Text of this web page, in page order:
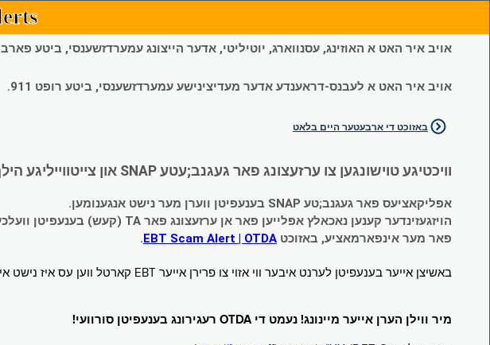
אויב איר האט א האוזינג, עסנווארג, יוטיליטי, אדער הייצונג עמערדזשענסי, ביטע
אויב איר האט א לעבנס-דראענדע אדער מעדיצינישע עמערדזשענסי, ביטע רופט 911.
באזוכט די ארבעטער היים בלאט
וויכטיגע טוישונגען צו ערזעצונג פאר געגנב;עטע SNAP און צייטווייליגע הילף (Temporary Assistance, TA) בענעפיטן:
אפליקאציעס פאר געגנב;טע SNAP בענעפיטן ווערן מער נישט אנגענומען.
הויזגעזינדער קענען נאכאלץ אפּלייען פאר אן ערזעצונג פאר TA (קעש) בענעפיטן וועלכע זענען געגנב;ט געווארן.
פאר מער אינפארמאציע, באזוכטEBT Scam Alert | OTDA
.
באשיצן אייער בענעפיטן לערנט איבער ווי אזוי צו פרירן אייער EBT קארטל ווען עס איז נישט אין באנוץ. באזוכט
מיר ווילן הערן אייער מיינונג! נעמט די OTDA רעגירונג בענעפיטן סורוועי!